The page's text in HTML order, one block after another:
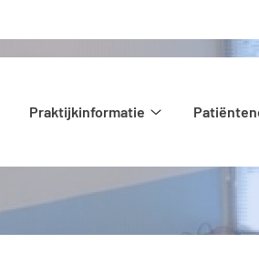
Praktijkinformatie